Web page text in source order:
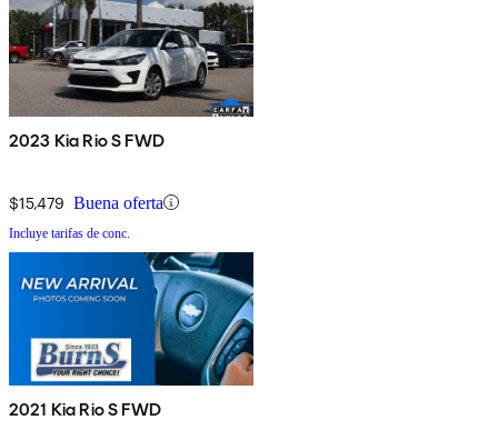
2023 Kia Rio S FWD
$15,479 Buena oferta
Incluye tarifas de conc.
2021 Kia Rio S FWD